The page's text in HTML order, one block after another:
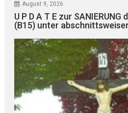
August 9, 2026
U P D A T E zur
(B15) unter abschnittsweiser